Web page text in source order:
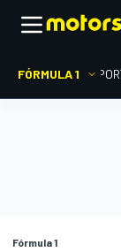
FÓRMULA 1
Fórmula 1